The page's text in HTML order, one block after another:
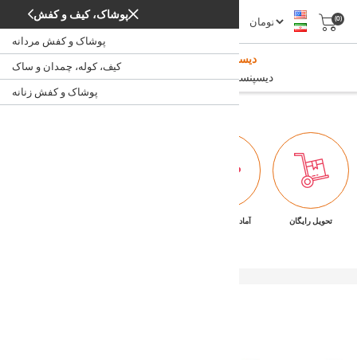
(0) پوشاک، کیف و کفش
پوشاک و کفش مردانه
کیف، کوله، چمدان و ساک
پوشاک و کفش زنانه
دیسپنسر و دستگاه ضدعفونی کننده
خانه / دیسپنسر و دستگاه ضدعفونی کننده
آماده تحویل فوری تحویل رایگان